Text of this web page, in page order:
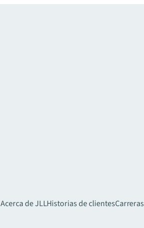
Acerca de JLLHistorias de clientesCarreras